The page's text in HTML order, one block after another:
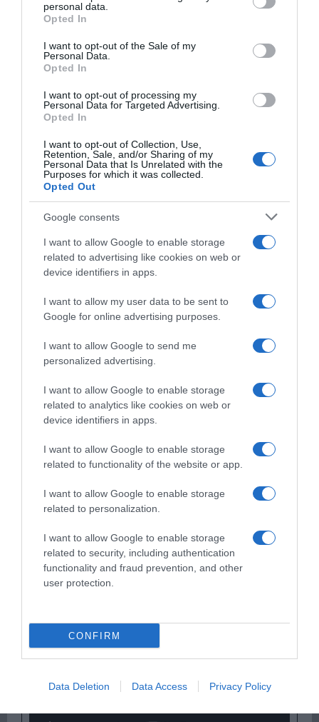
grant or deny consent to Google and its third-party tags to
use your data for below specified purposes in below Google
consent section.
personal data.
Opted In
I want to opt-out of the Sale of my
Personal Data.
Opted In
I want to opt-out of processing my
Personal Data for Targeted Advertising.
Opted In
I want to opt-out of Collection, Use,
Retention, Sale, and/or Sharing of my
Personal Data that Is Unrelated with the
Purposes for which it was collected.
Opted Out
Google consents
I want to allow Google to enable storage
related to advertising like cookies on web or
device identifiers in apps.
I want to allow my user data to be sent to
Google for online advertising purposes.
I want to allow Google to send me
personalized advertising.
I want to allow Google to enable storage
related to analytics like cookies on web or
device identifiers in apps.
I want to allow Google to enable storage
related to functionality of the website or app.
I want to allow Google to enable storage
related to personalization.
I want to allow Google to enable storage
related to security, including authentication
functionality and fraud prevention, and other
user protection.
CONFIRM
Data Deletion Data Access Privacy Policy
Παρακαλώ Περιμένετε...
ΔΕΥΤΕΡΑ – ΡΕΜΟΣ ΑΝΤΩΝΗΣ
Παρακαλώ Περιμένετε...
ΕΞΑΙΡΕΣΗ – ΒΙΣΣΗ ΑΝΝΑ
ΟΠΟΥ ΚΙ ΑΝ ΠΑΣ – ΟΙΚΟΝΟΜΟΠΟΥΛΟΣ